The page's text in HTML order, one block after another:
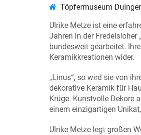
Töpfermuseum
Ulrike Metze ist eine
Jahren in der Fredelsloher
bundesweit gearbeitet.
Keramikkreationen wider.
„Linus“, so wird sie von
dekorative Keramik für
Krüge. Kunstvolle Dekore
einem einzigartigen
Ulrike Metze legt großen